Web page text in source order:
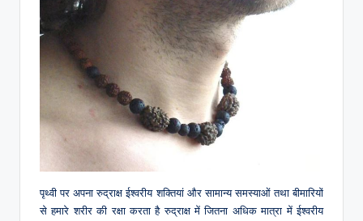
पृथ्वी पर अपना रुद्राक्ष ईश्वरीय शक्तियां और सामान्य समस्याओं तथा बीमारियों
से हमारे शरीर की रक्षा करता है रुद्राक्ष में जितना अधिक मात्रा में ईश्वरीय